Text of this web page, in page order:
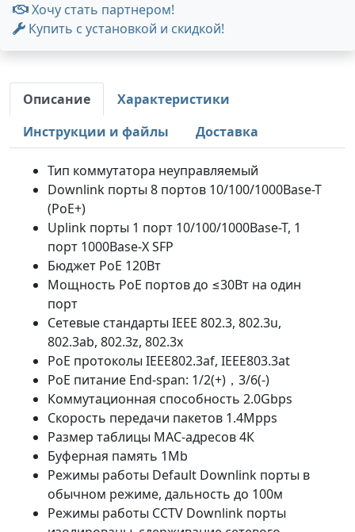
Хочу стать партнером!
Купить с установкой и скидкой!
Описание
Характеристики
Инструкции и файлы
Доставка
Тип коммутатора неуправляемый
Downlink порты 8 портов 10/100/1000Base-T
(PoE+)
Uplink порты 1 порт 10/100/1000Base-T, 1
порт 1000Base-X SFP
Бюджет PoE 120Вт
Мощность PoE портов до ≤30Вт на один
порт
Сетевые стандарты IEEE 802.3, 802.3u,
802.3ab, 802.3z, 802.3x
PoE протоколы IEEE802.3af, IEEE803.3at
PoE питание End-span: 1/2(+)，3/6(-)
Коммутационная способность 2.0Gbps
Скорость передачи пакетов 1.4Mpps
Размер таблицы МАС-адресов 4К
Буферная память 1Mb
Режимы работы Default Downlink порты в
обычном режиме, дальность до 100м
Режимы работы CCTV Downlink порты